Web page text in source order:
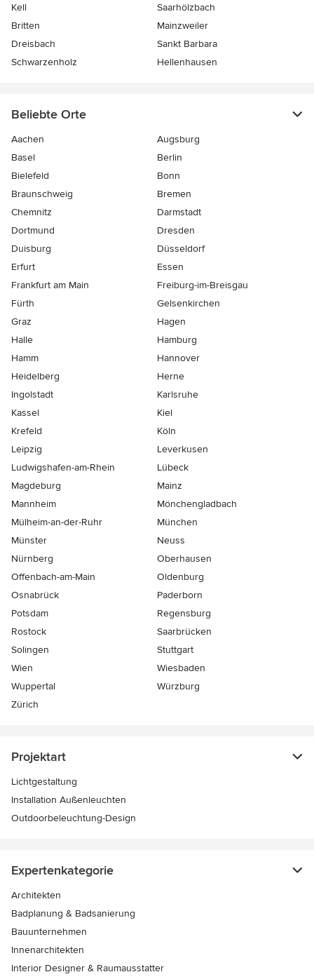
Kell
Saarhölzbach
Britten
Mainzweiler
Dreisbach
Sankt Barbara
Schwarzenholz
Hellenhausen
Beliebte Orte
Aachen
Augsburg
Basel
Berlin
Bielefeld
Bonn
Braunschweig
Bremen
Chemnitz
Darmstadt
Dortmund
Dresden
Duisburg
Düsseldorf
Erfurt
Essen
Frankfurt am Main
Freiburg-im-Breisgau
Fürth
Gelsenkirchen
Graz
Hagen
Halle
Hamburg
Hamm
Hannover
Heidelberg
Herne
Ingolstadt
Karlsruhe
Kassel
Kiel
Krefeld
Köln
Leipzig
Leverkusen
Ludwigshafen-am-Rhein
Lübeck
Magdeburg
Mainz
Mannheim
Mönchen­gladbach
Mülheim-an-der-Ruhr
München
Münster
Neuss
Nürnberg
Oberhausen
Offenbach-am-Main
Oldenburg
Osnabrück
Paderborn
Potsdam
Regensburg
Rostock
Saarbrücken
Solingen
Stuttgart
Wien
Wiesbaden
Wuppertal
Würzburg
Zürich
Projektart
Lichtgestaltung
Installation Außenleuchten
Outdoorbeleuchtung-Design
Expertenkategorie
Architekten
Badplanung & Badsanierung
Bauunternehmen
Innenarchitekten
Interior Designer & Raumausstatter